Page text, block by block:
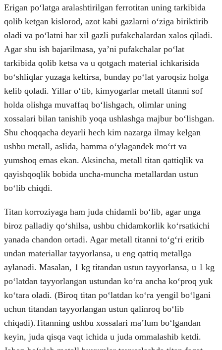
Erigan poʻlatga aralashtirilgan ferrotitan uning tarkibida
qolib ketgan kislorod, azot kabi gazlarni oʻziga biriktirib
oladi va poʻlatni har xil gazli pufakchalardan xalos qiladi.
Agar shu ish bajarilmasa, yaʼni pufakchalar poʻlat
tarkibida qolib ketsa va u qotgach material ichkarisida
boʻshliqlar yuzaga keltirsa, bunday poʻlat yaroqsiz holga
kelib qoladi. Yillar oʻtib, kimyogarlar metall titanni sof
holda olishga muvaffaq boʻlishgach, olimlar uning
xossalari bilan tanishib yoqa ushlashga majbur boʻlishgan.
Shu choqqacha deyarli hech kim nazarga ilmay kelgan
ushbu metall, aslida, hamma oʻylagandek moʻrt va
yumshoq emas ekan. Aksincha, metall titan qattiqlik va
qayishqoqlik bobida uncha-muncha metallardan ustun
boʻlib chiqdi.
Titan korroziyaga ham juda chidamli boʻlib, agar unga
biroz palladiy qoʻshilsa, ushbu chidamkorlik koʻrsatkichi
yanada chandon ortadi. Agar metall titanni toʻgʻri eritib
undan materiallar tayyorlansa, u eng qattiq metallga
aylanadi. Masalan, 1 kg titandan ustun tayyorlansa, u 1 kg
poʻlatdan tayyorlangan ustundan koʻra ancha koʻproq yuk
koʻtara oladi. (Biroq titan poʻlatdan koʻra yengil boʻlgani
uchun titandan tayyorlangan ustun qalinroq boʻlib
chiqadi).Titanning ushbu xossalari maʼlum boʻlgandan
keyin, juda qisqa vaqt ichida u juda ommalashib ketdi.